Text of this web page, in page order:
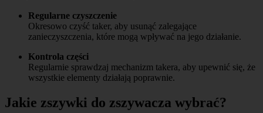
Regularne czyszczenie
Okresowo czyść taker, aby usunąć zalegające
zanieczyszczenia, które mogą wpływać na jego działanie.
Kontrola części
Regularnie sprawdzaj mechanizm takera, aby upewnić się, że
wszystkie elementy działają poprawnie.
Jakie zszywki do zszywacza wybrać?